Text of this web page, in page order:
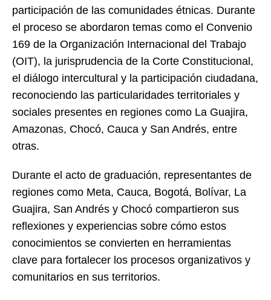
participación de las comunidades étnicas. Durante
el proceso se abordaron temas como el Convenio
169 de la Organización Internacional del Trabajo
(OIT), la jurisprudencia de la Corte Constitucional,
el diálogo intercultural y la participación ciudadana,
reconociendo las particularidades territoriales y
sociales presentes en regiones como La Guajira,
Amazonas, Chocó, Cauca y San Andrés, entre
otras.
Durante el acto de graduación, representantes de
regiones como Meta, Cauca, Bogotá, Bolívar, La
Guajira, San Andrés y Chocó compartieron sus
reflexiones y experiencias sobre cómo estos
conocimientos se convierten en herramientas
clave para fortalecer los procesos organizativos y
comunitarios en sus territorios.